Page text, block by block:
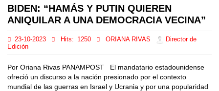
BIDEN: “HAMÁS Y PUTIN QUIEREN
ANIQUILAR A UNA DEMOCRACIA VECINA”
23-10-2023 Hits: 1250 ORIANA RIVAS
Director de
Edición
Por Oriana Rivas PANAMPOST El mandatario estadounidense
ofreció un discurso a la nación presionado por el contexto
mundial de las guerras en Israel y Ucrania y por una popularidad